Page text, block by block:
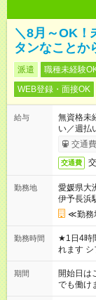
＼8月～OK！
タンなことか
派遣 職種未経験
WEB登録・面接OK
給与
無資格
い／週払
完了次第
交通
交通費
勤務地
愛媛県大
伊予長浜
≪勤務
勤務時間
★1日4時間～の時短
れます
18：00 11：00～
合わせ週
週20時間
派遣法（
期間
開始日
でも働け